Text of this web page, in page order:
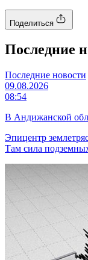
Поделиться
Последние
Последние новости
09.08.2026
08:54
В Андижанской
Эпицентр
Там сила